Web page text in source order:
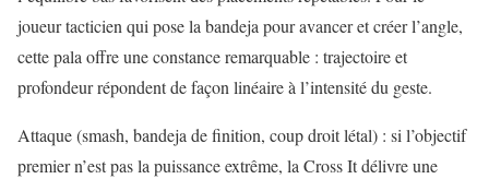
joueur tacticien qui pose la bandeja pour avancer et créer l’angle,
cette pala offre une constance remarquable : trajectoire et
profondeur répondent de façon linéaire à l’intensité du geste.
Attaque (smash, bandeja de finition, coup droit létal) : si l’objectif
premier n’est pas la puissance extrême, la Cross It délivre une